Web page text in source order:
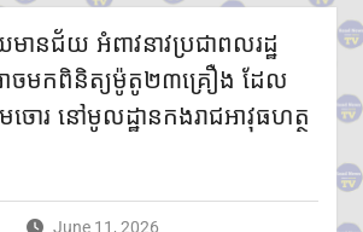
ះទេ
លេនស្គី អះអាងថា រុស្ស៊ី
ទាហានកូរ៉េខាងជើង
នាក់បន្ថែម មកចូលរួម
ាម
ពេល១ឆ្នាំ សំណុំរឿងឆបោក
ធច្ចេកវិទ្យា២៦៨ករណីត្រូវ
ង្ស័យជិត ៣ពាន់នាក់
មានជ័យ អំពាវនាវប្រជាពលរដ្ឋ
ចមកពិនិត្យម៉ូតូ២៣គ្រឿង ដែល
ចោរ នៅមូលដ្ឋានកងរាជអាវុធហត្ថ
June 11, 2026